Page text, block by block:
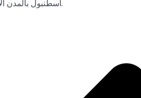
اسطنبول بالمدن الأخرى في تركيا (أوتوجار).